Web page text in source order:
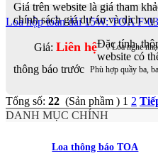
Loa hộp toàn dải 15W: TOA F-
Giá: Liên hệ Loa nghe
Phù hợp quầy ba,
Giá trên website là giá tham
chính sách giá dự án và dịch vụ
Đặc tính,
website có
thông báo trước
Tổng số: 22 (Sản phầm ) 1 2
DANH MỤC CHÍNH
Loa thông báo TOA